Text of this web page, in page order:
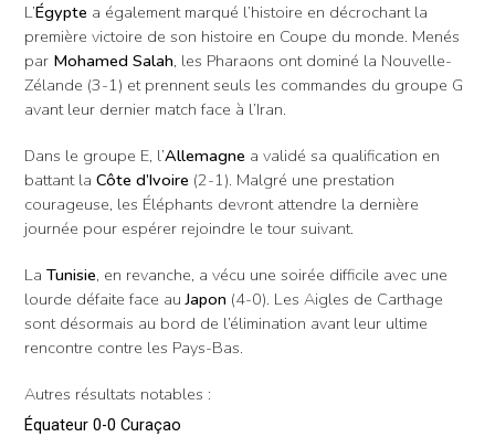
L’Égypte a également marqué l’histoire en décrochant la
première victoire de son histoire en Coupe du monde. Menés
par Mohamed Salah, les Pharaons ont dominé la Nouvelle-
Zélande (3-1) et prennent seuls les commandes du groupe G
avant leur dernier match face à l’Iran.
Dans le groupe E, l’Allemagne a validé sa qualification en
battant la Côte d’Ivoire (2-1). Malgré une prestation
courageuse, les Éléphants devront attendre la dernière
journée pour espérer rejoindre le tour suivant.
La Tunisie, en revanche, a vécu une soirée difficile avec une
lourde défaite face auJapon (4-0). Les Aigles de Carthage
sont désormais au bord de l’élimination avant leur ultime
rencontre contre les Pays-Bas.
Autres résultats notables :
Équateur 0-0 Curaçao